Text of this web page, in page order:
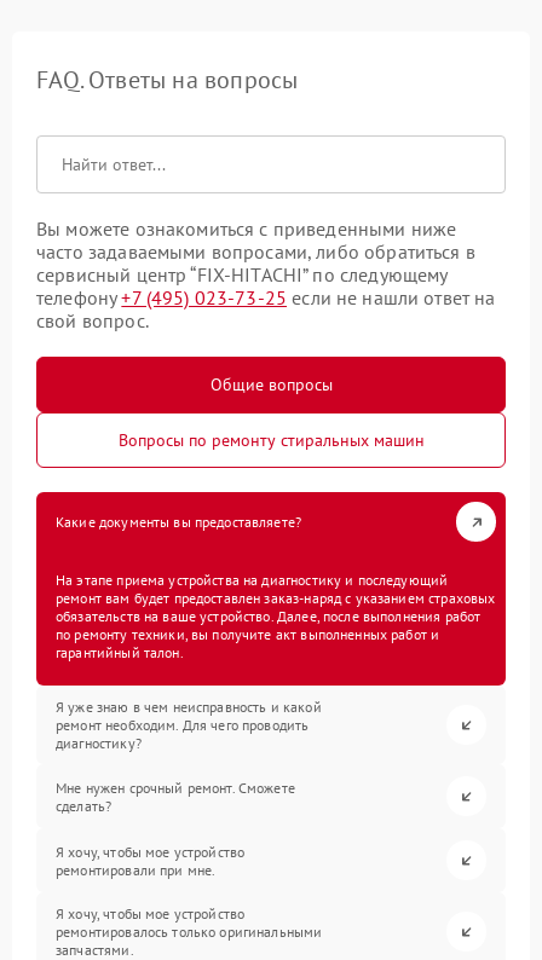
FAQ. Ответы на вопросы
Вы можете ознакомиться с приведенными ниже
часто задаваемыми вопросами, либо обратиться в
сервисный центр “FIX-HITACHI” по следующему
телефону+7 (495) 023-73-25 если не нашли ответ на
свой вопрос.
Общие вопросы
Вопросы по ремонту стиральных машин
Какие документы вы предоставляете?
На этапе приема устройства на диагностику и последующий
ремонт вам будет предоставлен заказ-наряд с указанием страховых
обязательств на ваше устройство. Далее, после выполнения работ
по ремонту техники, вы получите акт выполненных работ и
гарантийный талон.
Я уже знаю в чем неисправность и какой
ремонт необходим. Для чего проводить
диагностику?
Мне нужен срочный ремонт. Сможете
сделать?
Я хочу, чтобы мое устройство
ремонтировали при мне.
Я хочу, чтобы мое устройство
ремонтировалось только оригинальными
запчастями.